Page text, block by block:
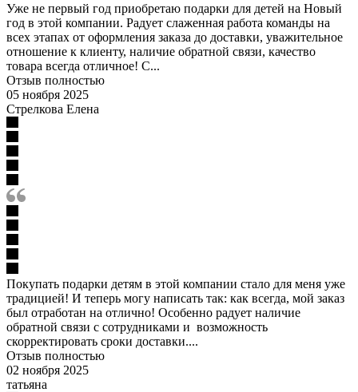
Уже не первый год приобретаю подарки для детей на Новый
год в этой компании. Радует слаженная работа команды на
всех этапах от оформления заказа до доставки, уважительное
отношение к клиенту, наличие обратной связи, качество
товара всегда отличное! С...
Отзыв полностью
05 ноября 2025
Стрелкова Елена
Покупать подарки детям в этой компании стало для меня уже
традицией! И теперь могу написать так: как всегда, мой заказ
был отработан на отлично! Особенно радует наличие
обратной связи с сотрудниками и возможность
скорректировать сроки доставки....
Отзыв полностью
02 ноября 2025
татьяна